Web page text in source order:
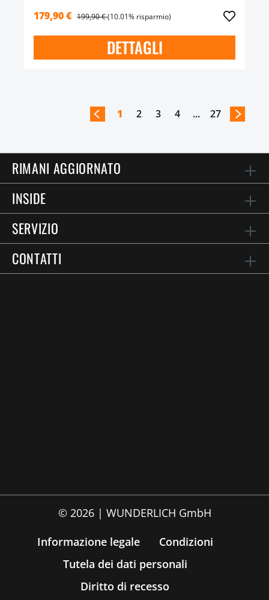
179,90 € 199,90 €(10.01% risparmio)
DETTAGLI
1 2 3 4 ... 27
RIMANI AGGIORNATO
INSIDE
SERVIZIO
CONTATTI
© 2026 | WUNDERLICH GmbH
Informazione legale
Condizioni
Tutela dei dati personali
Diritto di recesso